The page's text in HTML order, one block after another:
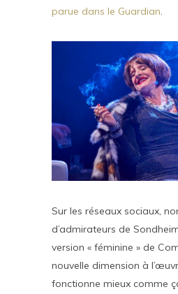
parue dans le Guardian.
Sur les réseaux sociaux,
d’admirateurs de
version « féminine » de
nouvelle dimension à
fonctionne mieux comme